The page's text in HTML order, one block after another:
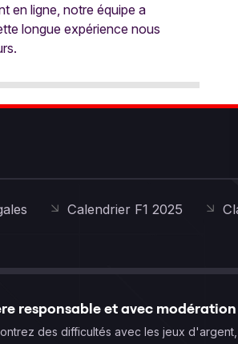
en ligne, notre équipe a
longue expérience nous
Calendrier F1 2025
responsable et avec modération
des difficultés avec les jeux